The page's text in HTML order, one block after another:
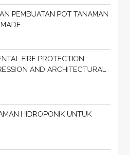
PEMBUATAN POT TANAMAN
FIRE PROTECTION
AND ARCHITECTURAL
HIDROPONIK UNTUK